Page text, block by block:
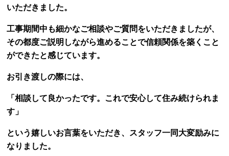
いただきました。
工事期間中も細かなご相談やご質問をいただきましたが、
その都度ご説明しながら進めることで信頼関係を築くこと
ができたと感じています。
お引き渡しの際には、
「相談して良かったです。これで安心して住み続けられま
す」
という嬉しいお言葉をいただき、スタッフ一同大変励みに
なりました。